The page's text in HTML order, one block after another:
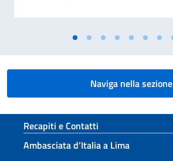
Naviga nella sezione
Sezione footer
Recapiti e Contatti
Ambasciata d’Italia a Lima